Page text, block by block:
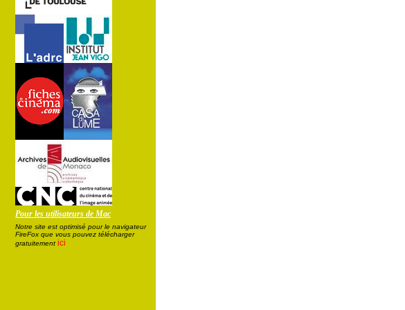
Pour les utilisateurs de Mac
Notre site est optimisé pour le navigateur
FireFox que vous pouvez télécharger
gratuitement ici